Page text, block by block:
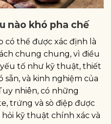
nào khó pha chế
có thể được xác định là
chung chung, vì điều
tố như kỹ thuật, thiết
và kinh nghiệm của
nhiên, có những
trứng và sò điệp được
kỹ thuật chính xác và